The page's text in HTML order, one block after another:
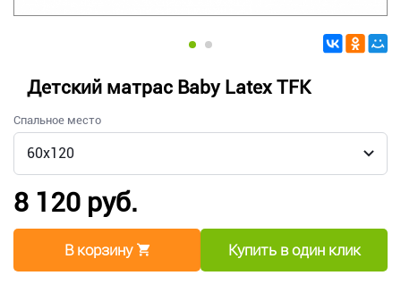
Детский матрас Baby Latex TFK
Спальное место
8 120 руб.
В корзину Купить в один клик